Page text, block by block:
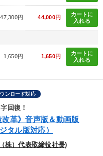
ワード」を更新いただけます。
からお探しいただけます
47,300円 44,000円
カートに
入れる
1,650円 1,650円
カートに
入れる
ンロード対応
回復！
改革》音声版＆動画版
タル版対応）
株）代表取締役社長)